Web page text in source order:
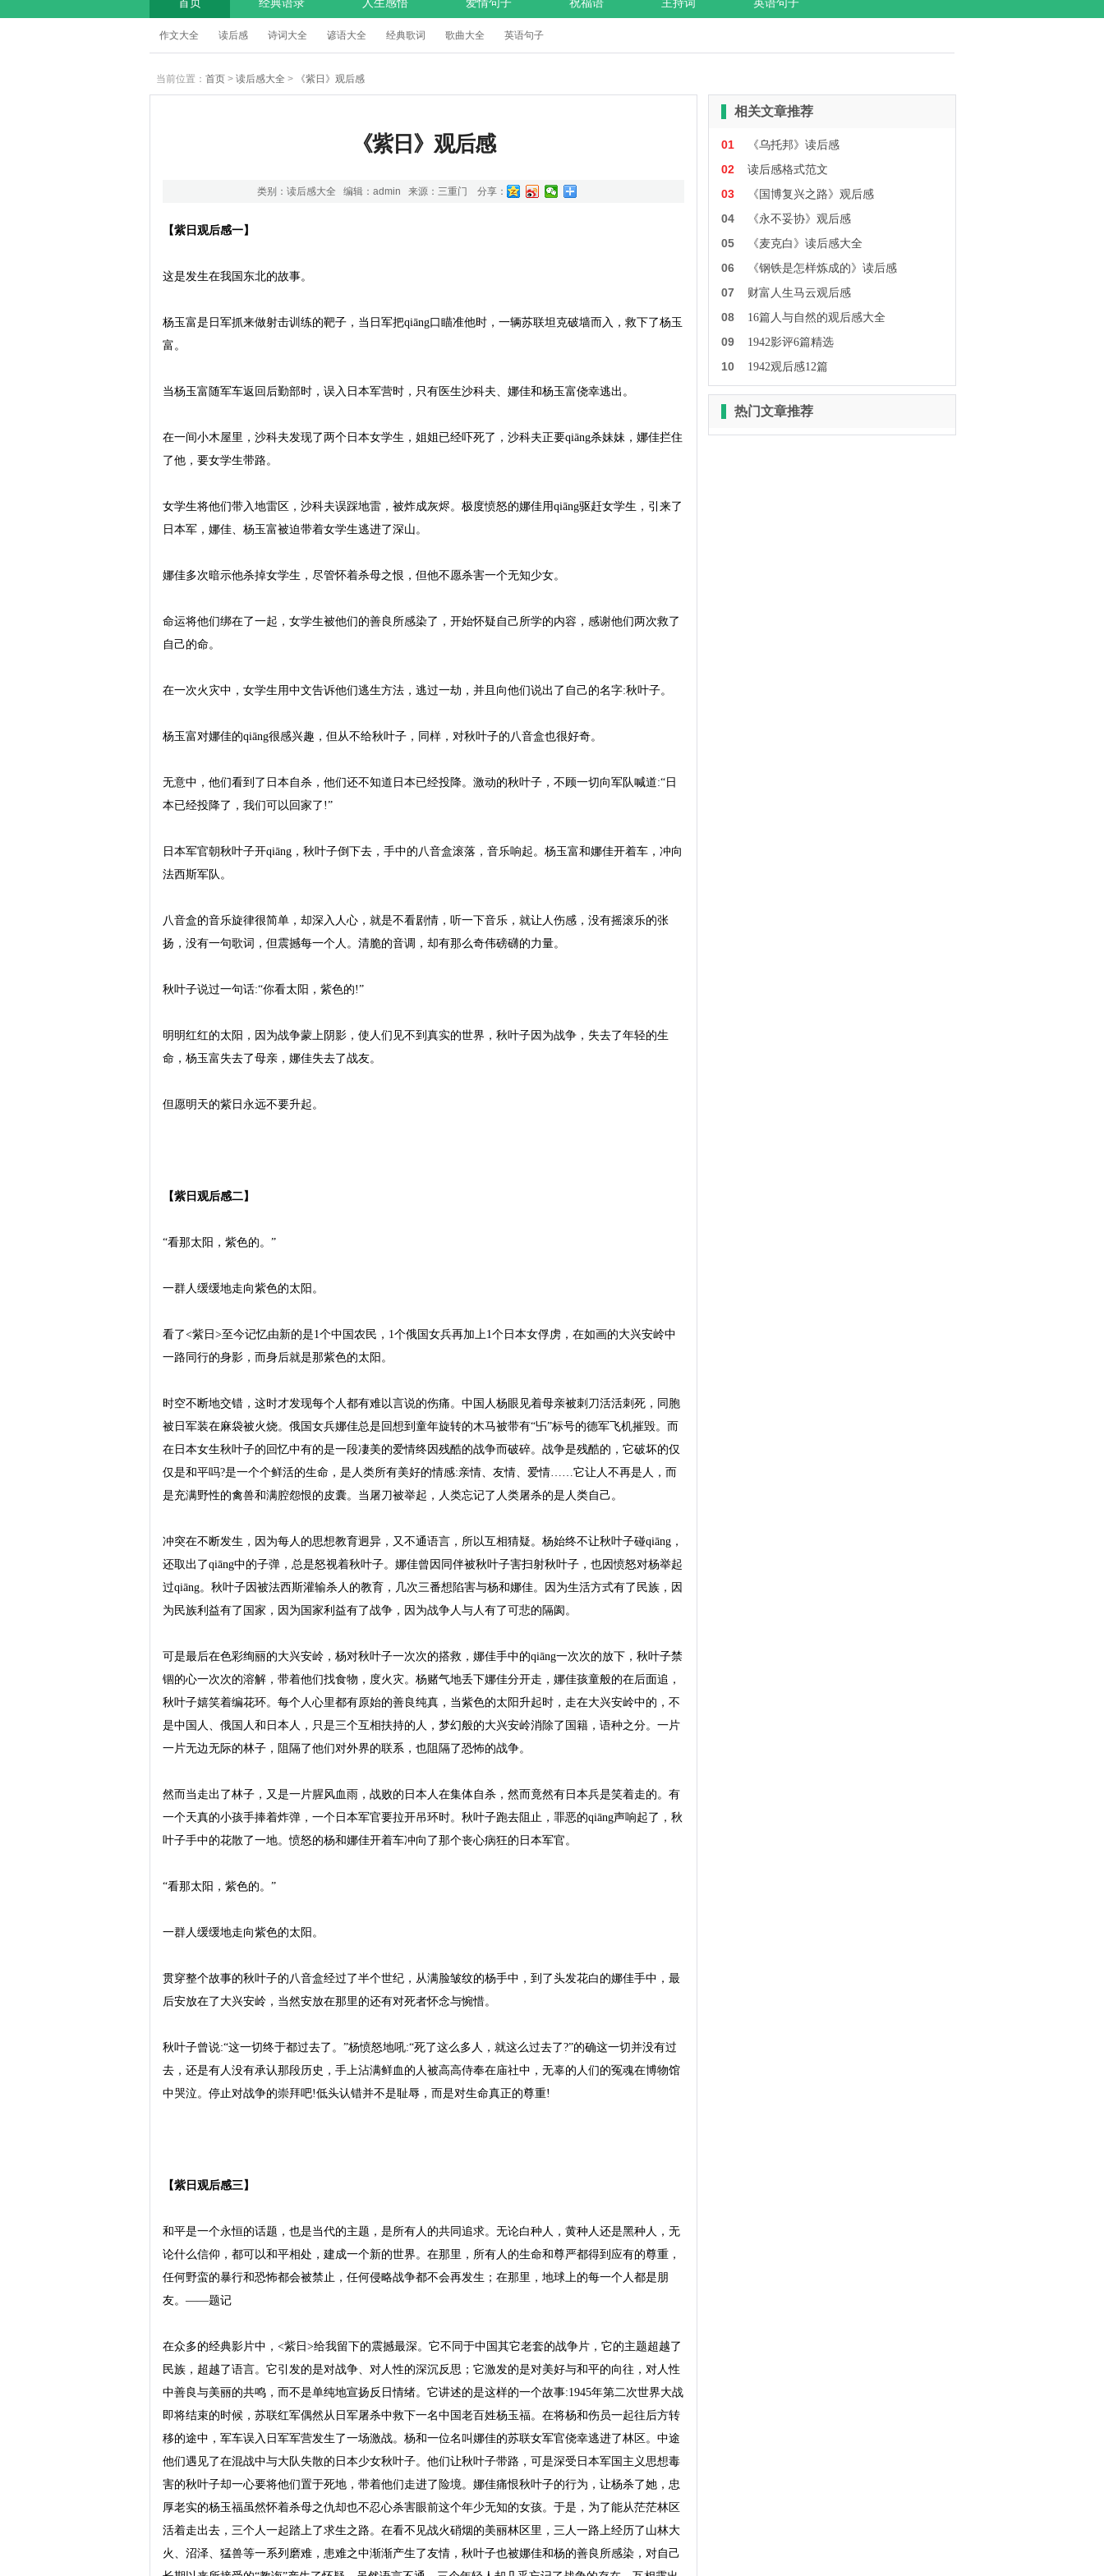
作文大全 读后感 诗词大全 谚语大全 经典歌词 歌曲大全 英语句子
当前位置： 首页> 读后感大全 > 《紫日》观后感
《紫日》观后感
类别： 读后感大全 编辑：admin 来源： 三重门 分享：
【紫日观后感一】
这是发生在我国东北的故事。
杨玉富是日军抓来做射击训练的靶子，当日军把qiāng口瞄准他时，一辆苏联坦克破墙而入，救下了杨玉
富。
当杨玉富随军车返回后勤部时，误入日本军营时，只有医生沙科夫、娜佳和杨玉富侥幸逃出。
在一间小木屋里，沙科夫发现了两个日本女学生，姐姐已经吓死了，沙科夫正要qiāng杀妹妹，娜佳拦住
了他，要女学生带路。
女学生将他们带入地雷区，沙科夫误踩地雷，被炸成灰烬。极度愤怒的娜佳用qiāng驱赶女学生，引来了
日本军，娜佳、杨玉富被迫带着女学生逃进了深山。
娜佳多次暗示他杀掉女学生，尽管怀着杀母之恨，但他不愿杀害一个无知少女。
命运将他们绑在了一起，女学生被他们的善良所感染了，开始怀疑自己所学的内容，感谢他们两次救了
自己的命。
在一次火灾中，女学生用中文告诉他们逃生方法，逃过一劫，并且向他们说出了自己的名字:秋叶子。
杨玉富对娜佳的qiāng很感兴趣，但从不给秋叶子，同样，对秋叶子的八音盒也很好奇。
无意中，他们看到了日本自杀，他们还不知道日本已经投降。激动的秋叶子，不顾一切向军队喊道:“日
本已经投降了，我们可以回家了!”
日本军官朝秋叶子开qiāng，秋叶子倒下去，手中的八音盒滚落，音乐响起。杨玉富和娜佳开着车，冲向
法西斯军队。
八音盒的音乐旋律很简单，却深入人心，就是不看剧情，听一下音乐，就让人伤感，没有摇滚乐的张
扬，没有一句歌词，但震撼每一个人。清脆的音调，却有那么奇伟磅礴的力量。
秋叶子说过一句话:“你看太阳，紫色的!”
明明红红的太阳，因为战争蒙上阴影，使人们见不到真实的世界，秋叶子因为战争，失去了年轻的生
命，杨玉富失去了母亲，娜佳失去了战友。
但愿明天的紫日永远不要升起。
【紫日观后感二】
“看那太阳，紫色的。”
一群人缓缓地走向紫色的太阳。
看了<紫日>至今记忆由新的是1个中国农民，1个俄国女兵再加上1个日本女俘虏，在如画的大兴安岭中
一路同行的身影，而身后就是那紫色的太阳。
时空不断地交错，这时才发现每个人都有难以言说的伤痛。中国人杨眼见着母亲被刺刀活活刺死，同胞
被日军装在麻袋被火烧。俄国女兵娜佳总是回想到童年旋转的木马被带有“卐”标号的德军飞机摧毁。而
在日本女生秋叶子的回忆中有的是一段凄美的爱情终因残酷的战争而破碎。战争是残酷的，它破坏的仅
仅是和平吗?是一个个鲜活的生命，是人类所有美好的情感:亲情、友情、爱情……它让人不再是人，而
是充满野性的禽兽和满腔怨恨的皮囊。当屠刀被举起，人类忘记了人类屠杀的是人类自己。
冲突在不断发生，因为每人的思想教育迥异，又不通语言，所以互相猜疑。杨始终不让秋叶子碰qiāng，
还取出了qiāng中的子弹，总是怒视着秋叶子。娜佳曾因同伴被秋叶子害扫射秋叶子，也因愤怒对杨举起
过qiāng。秋叶子因被法西斯灌输杀人的教育，几次三番想陷害与杨和娜佳。因为生活方式有了民族，因
为民族利益有了国家，因为国家利益有了战争，因为战争人与人有了可悲的隔阂。
可是最后在色彩绚丽的大兴安岭，杨对秋叶子一次次的搭救，娜佳手中的qiāng一次次的放下，秋叶子禁
锢的心一次次的溶解，带着他们找食物，度火灾。杨赌气地丢下娜佳分开走，娜佳孩童般的在后面追，
秋叶子嬉笑着编花环。每个人心里都有原始的善良纯真，当紫色的太阳升起时，走在大兴安岭中的，不
是中国人、俄国人和日本人，只是三个互相扶持的人，梦幻般的大兴安岭消除了国籍，语种之分。一片
一片无边无际的林子，阻隔了他们对外界的联系，也阻隔了恐怖的战争。
然而当走出了林子，又是一片腥风血雨，战败的日本人在集体自杀，然而竟然有日本兵是笑着走的。有
一个天真的小孩手捧着炸弹，一个日本军官要拉开吊环时。秋叶子跑去阻止，罪恶的qiāng声响起了，秋
叶子手中的花散了一地。愤怒的杨和娜佳开着车冲向了那个丧心病狂的日本军官。
“看那太阳，紫色的。”
一群人缓缓地走向紫色的太阳。
贯穿整个故事的秋叶子的八音盒经过了半个世纪，从满脸皱纹的杨手中，到了头发花白的娜佳手中，最
后安放在了大兴安岭，当然安放在那里的还有对死者怀念与惋惜。
秋叶子曾说:“这一切终于都过去了。”杨愤怒地吼:“死了这么多人，就这么过去了?”的确这一切并没有过
去，还是有人没有承认那段历史，手上沾满鲜血的人被高高侍奉在庙社中，无辜的人们的冤魂在博物馆
中哭泣。停止对战争的崇拜吧!低头认错并不是耻辱，而是对生命真正的尊重!
【紫日观后感三】
和平是一个永恒的话题，也是当代的主题，是所有人的共同追求。无论白种人，黄种人还是黑种人，无
论什么信仰，都可以和平相处，建成一个新的世界。在那里，所有人的生命和尊严都得到应有的尊重，
任何野蛮的暴行和恐怖都会被禁止，任何侵略战争都不会再发生；在那里，地球上的每一个人都是朋
友。——题记
在众多的经典影片中，<紫日>给我留下的震撼最深。它不同于中国其它老套的战争片，它的主题超越了
民族，超越了语言。它引发的是对战争、对人性的深沉反思；它激发的是对美好与和平的向往，对人性
中善良与美丽的共鸣，而不是单纯地宣扬反日情绪。它讲述的是这样的一个故事:1945年第二次世界大战
即将结束的时候，苏联红军偶然从日军屠杀中救下一名中国老百姓杨玉福。在将杨和伤员一起往后方转
移的途中，军车误入日军军营发生了一场激战。杨和一位名叫娜佳的苏联女军官侥幸逃进了林区。中途
他们遇见了在混战中与大队失散的日本少女秋叶子。他们让秋叶子带路，可是深受日本军国主义思想毒
害的秋叶子却一心要将他们置于死地，带着他们走进了险境。娜佳痛恨秋叶子的行为，让杨杀了她，忠
厚老实的杨玉福虽然怀着杀母之仇却也不忍心杀害眼前这个年少无知的女孩。于是，为了能从茫茫林区
活着走出去，三个人一起踏上了求生之路。在看不见战火硝烟的美丽林区里，三人一路上经历了山林大
火、沼泽、猛兽等一系列磨难，患难之中渐渐产生了友情，秋叶子也被娜佳和杨的善良所感染，对自己
相关文章推荐
01 《乌托邦》读后感
02 读后感格式范文
03 《国博复兴之路》观后感
04 《永不妥协》观后感
05 《麦克白》读后感大全
06 《钢铁是怎样炼成的》读后感
07 财富人生马云观后感
08 16篇人与自然的观后感大全
09 1942影评6篇精选
10 1942观后感12篇
热门文章推荐